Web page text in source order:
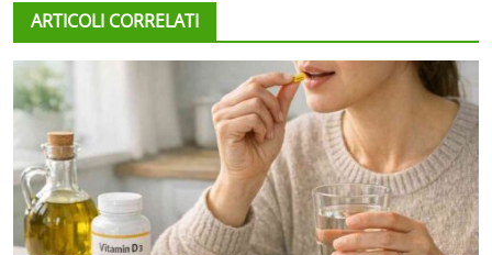
ARTICOLI CORRELATI